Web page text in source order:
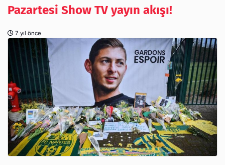
Pazartesi Show TV yayın akışı!
7 yıl önce